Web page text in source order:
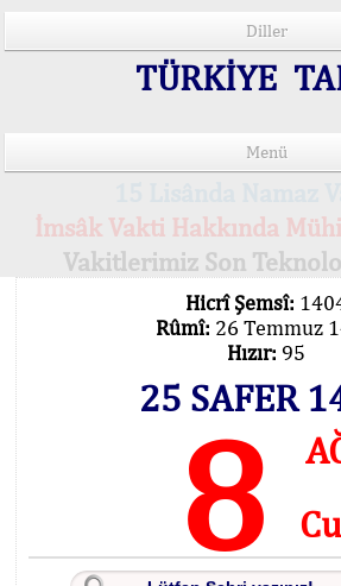
Diller
TÜRKİYE
Menü
İmsâk Vakti Hakkında
Vakitlerimiz Son
Hicrî Şemsî:
Rûmî: 26 Temmuz
Hızır: 95
25 SAFER
8